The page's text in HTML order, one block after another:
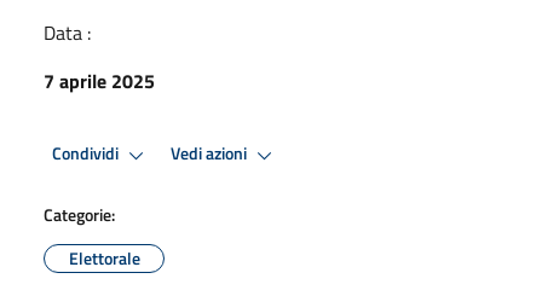
Data :
7 aprile 2025
Condividi Vedi azioni
Categorie:
Elettorale